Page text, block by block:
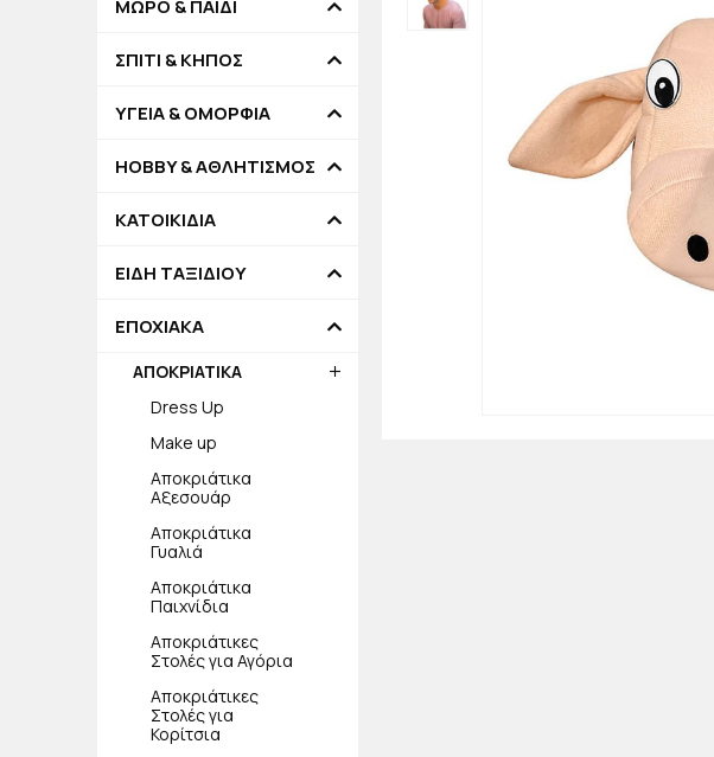
ΜΩΡΟ & ΠΑΙΔΙ
ΣΠΙΤΙ & ΚΗΠΟΣ
ΥΓΕΙΑ & ΟΜΟΡΦΙΑ
HOBBY & ΑΘΛΗΤΙΣΜΟΣ
ΚΑΤΟΙΚΙΔΙΑ
ΕΙΔΗ ΤΑΞΙΔΙΟΥ
ΕΠΟΧΙΑΚΑ
ΑΠΟΚΡΙΑΤΙΚΑ
Dress Up
Make up
Αποκριάτικα
Αξεσουάρ
Αποκριάτικα
Γυαλιά
Αποκριάτικα
Παιχνίδια
Αποκριάτικες
Στολές για Αγόρια
Αποκριάτικες
Στολές για
Κορίτσια